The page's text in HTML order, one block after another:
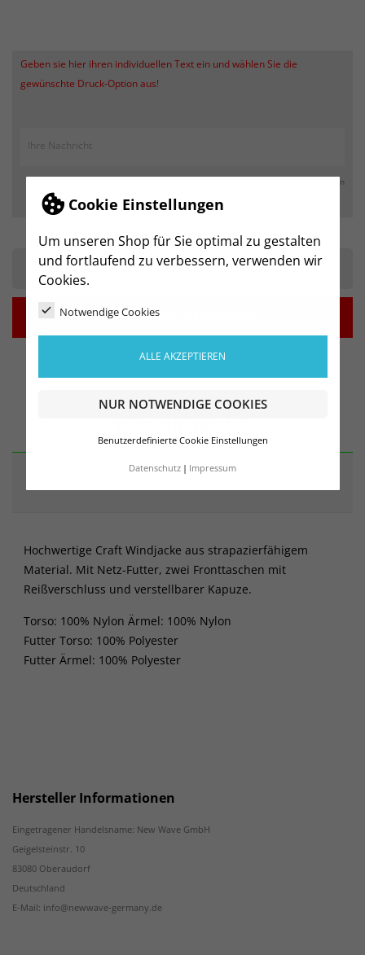
Cookie Einstellungen
Um unseren Shop für Sie optimal zu gestalten
und fortlaufend zu verbessern, verwenden wir
Cookies.
Notwendige Cookies
ALLE AKZEPTIEREN
NUR NOTWENDIGE COOKIES
Benutzerdefinierte Cookie Einstellungen
Datenschutz Impressum
Geben sie hier ihren individuellen Text ein und wählen Sie die
gewünschte Druck-Option aus!
max. 250 Zeichen
 IN DEN WARENKORB
Hochwertige Craft Windjacke aus strapazierfähigem
Material. Mit Netz-Futter, zwei Fronttaschen mit
Reißverschluss und verstellbarer Kapuze.
Torso: 100% Nylon Ärmel: 100% Nylon
Futter Torso: 100% Polyester
Futter Ärmel: 100% Polyester
Hersteller Informationen
Eingetragener Handelsname: New Wave GmbH
Geigelsteinstr. 10
83080 Oberaudorf
Deutschland
E-Mail: info@newwave-germany.de